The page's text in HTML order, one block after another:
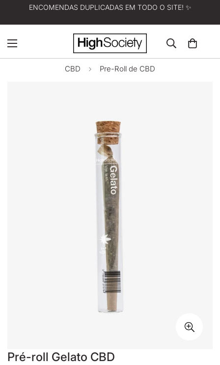
ENCOMENDAS DUPLICADAS EM TODO O SITE! ✨
CBD Pre-Roll de CBD
Pré-roll Gelato CBD